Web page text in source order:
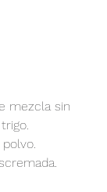
mezcla sin